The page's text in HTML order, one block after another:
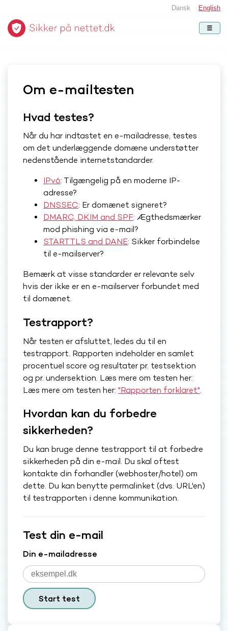
Dansk English
Om e-mailtesten
Hvad testes?
Når du har indtastet en e-mailadresse, testes
om det underlæggende domæne understøtter
nedenstående internetstandarder.
IPv6: Tilgængelig på en moderne IP-
adresse?
DNSSEC: Er domænet signeret?
DMARC, DKIM and SPF: Ægthedsmærker
mod phishing via e-mail?
STARTTLS and DANE: Sikker forbindelse
til e-mailserver?
Bemærk at visse standarder er relevante selv
hvis der ikke er en e-mailserver forbundet med
til domænet.
Testrapport?
Når testen er afsluttet, ledes du til en
testrapport. Rapporten indeholder en samlet
procentuel score og resultater pr. testsektion
og pr. undersektion. Læs mere om testen her:
Læs mere om testen her: "Rapporten forklaret"
Hvordan kan du forbedre
sikkerheden?
Du kan bruge denne testrapport til at forbedre
sikkerheden på din e-mail. Du skal oftest
kontakte din forhandler (webhoster/hotel) om
dette. Du kan benytte permalinket (dvs. URL'en)
til testrapporten i denne kommunikation.
Test din e-mail
Din e-mailadresse
Start test